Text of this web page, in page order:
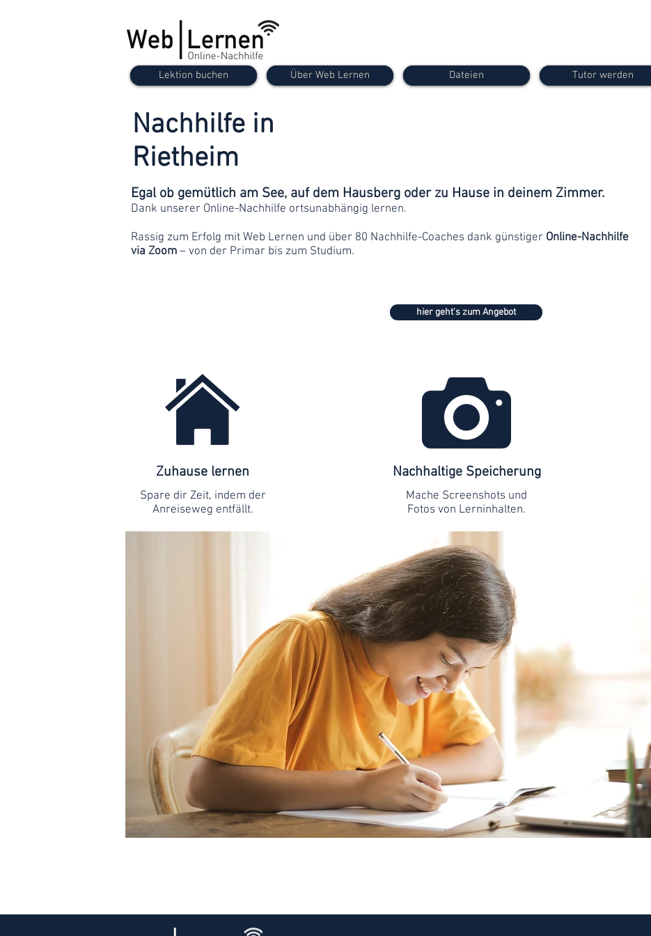
Lektion buchen Über Web Lernen Dateien Tutor werden
Nachhilfe in
Rietheim
Egal ob gemütlich am See, auf dem Hausberg oder zu Hause in deinem Zimmer.
Dank unserer Online-Nachhilfe ortsunabhängig lernen.
Rassig zum Erfolg mit Web Lernen und über 80 Nachhilfe-Coaches dank günstiger Online-Nachhilfe
via Zoom – von der Primar bis zum Studium.
hier geht's zum Angebot
Zuhause lernen
Spare dir Zeit, indem der
Anreiseweg entfällt.
Nachhaltige Speicherung
Mache Screenshots und
Fotos von Lerninhalten.